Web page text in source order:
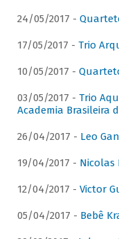
24/05/2017 -
17/05/2017 - Trio
10/05/2017 -
03/05/2017 - Trio
Academia Brasileira
26/04/2017 - Leo
19/04/2017 - Nicolas
12/04/2017 - Victor
05/04/2017 - Bebê